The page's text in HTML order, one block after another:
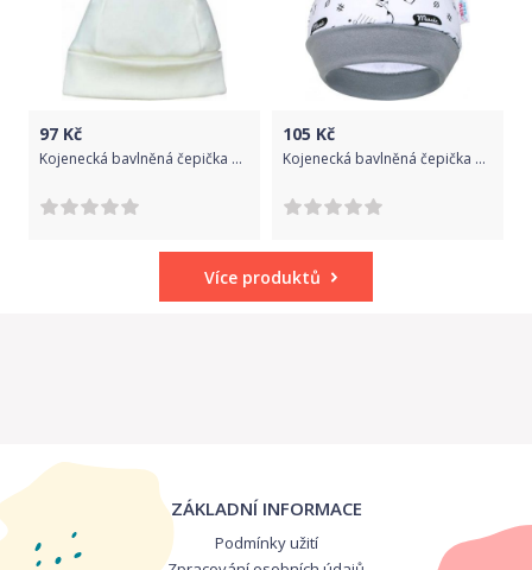
97 Kč
Kojenecká bavlněná čepička Koala Balónek bílá, Bílá, 74 (6-9m)
105 Kč
Kojenecká bavlněná čepička New Baby Music, Bílá, 68 (4-6m)
Více produktů
ZÁKLADNÍ INFORMACE
Podmínky užití